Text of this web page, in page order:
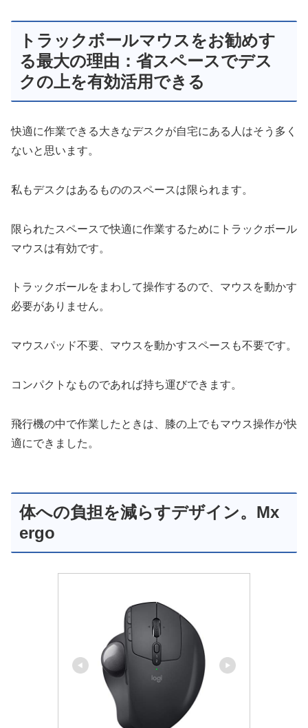
トラックボールマウスをお勧めす
る最大の理由：省スペースでデス
クの上を有効活用できる
快適に作業できる大きなデスクが自宅にある人はそう多く
ないと思います。
私もデスクはあるもののスペースは限られます。
限られたスペースで快適に作業するためにトラックボール
マウスは有効です。
トラックボールをまわして操作するので、マウスを動かす
必要がありません。
マウスパッド不要、マウスを動かすスペースも不要です。
コンパクトなものであれば持ち運びできます。
飛行機の中で作業したときは、膝の上でもマウス操作が快
適にできました。
体への負担を減らすデザイン。Mx
ergo